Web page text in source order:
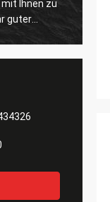
Ihnen zu
guter
Die